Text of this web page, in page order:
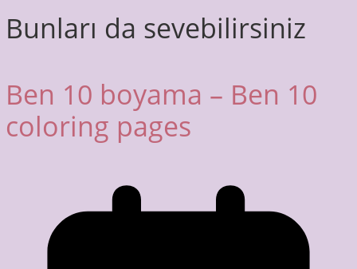
Bunları da sevebilirsiniz
Ben 10 boyama – Ben 10
coloring pages